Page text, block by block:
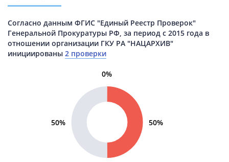
Согласно данным ФГИС "Единый Реестр Проверок"
Генеральной Прокуратуры РФ, за период с 2015 года в
отношении организации ГКУ РА "НАЦАРХИВ"
инициированы 2 проверки
0%
50%
50%